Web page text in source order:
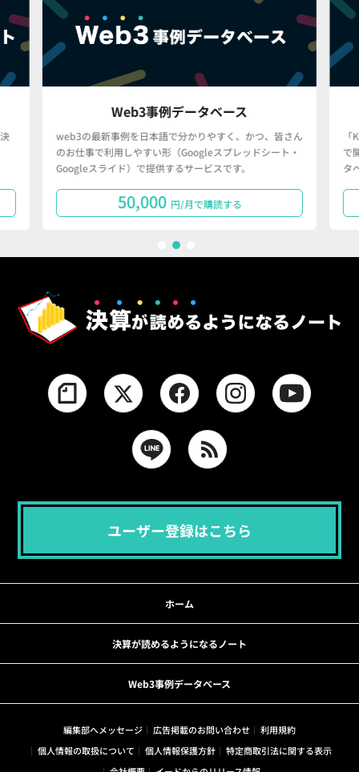
Web3事例データベース
web3の最新事例を日本語で分かりやすく、かつ、皆さん
のお仕事で利用しやすい形（Googleスプレッドシート・
Googleスライド）で提供するサービスです。
50,000 円/月で購読する
で
タ
ユーザー登録はこちら
ホーム
決算が読めるようになるノート
Web3事例データベース
編集部へメッセージ 広告掲載のお問い合わせ
利用規約
個人情報の取扱について
個人情報保護方針
特定商取引法に関する表示